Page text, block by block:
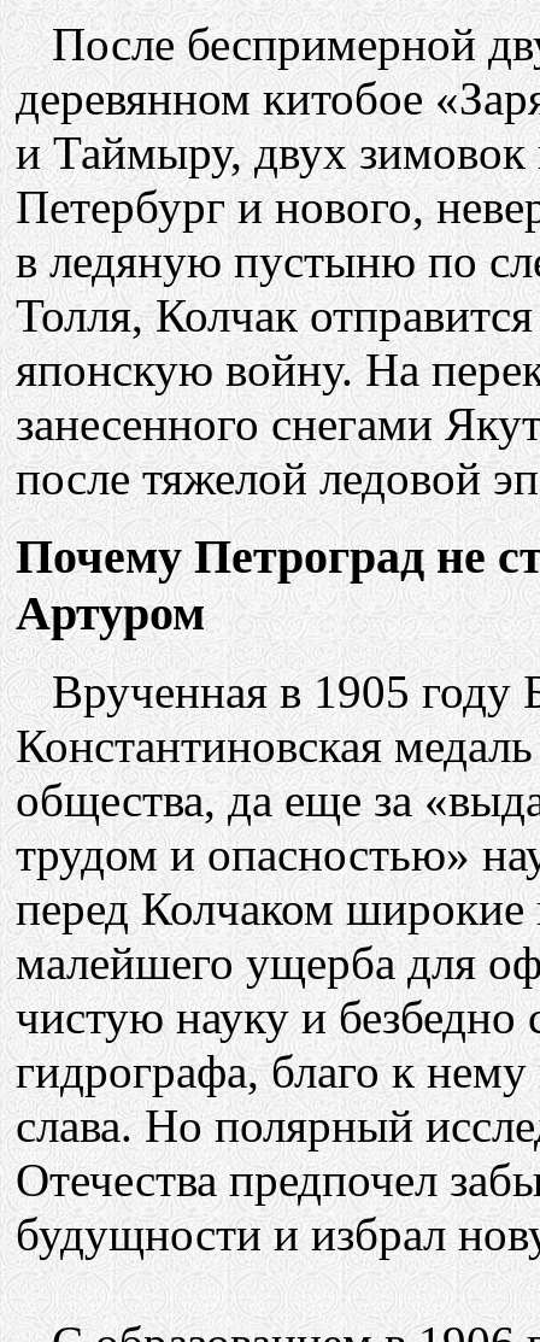
После беспримерной
деревянном китобое
и Таймыру, двух зимовок
Петербург и нового,
в ледяную пустыню по
Толля, Колчак
японскую войну. На
занесенного снегами
после тяжелой ледовой
Почему Петроград не
Артуром
Врученная в 1905 году
Константиновская
общества, да еще за
трудом и опасностью»
перед Колчаком
малейшего ущерба для
чистую науку и безбедно
гидрографа, благо к
слава. Но полярный
Отечества предпочел
будущности и избрал